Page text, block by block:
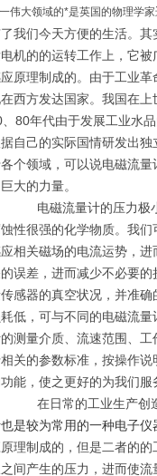
伟大领域的*是英国的物理学
我们今天方便的生活。
机的的运转工作上，它
原理制成的。由于工业
西方发达国家。我国在
、80年代由于发展工业水
自己的实际国情研发出
个领域，可以说电磁流
大的力量。
电磁流量计的压力极小
性很强的化学物质。我
相关磁场的电流运势，
误差，进而减少不必要
感器的真空状况，并准
低，可与不同的电磁流
测量介质、流速范围、
关的参数标准，按操作
能，使之更好的为我们服
在日常的工业生产创
是较为常用的一种电子仪
理制成的，但是二者的
间产生的压力，进而使